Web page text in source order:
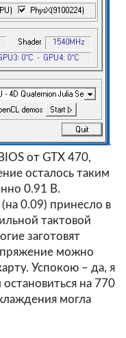
от GTX 470,
осталось таким
0.91 В.
0.09) принесло в
тактовой
заготовят
можно
Успокою – да, я
на 770
могла